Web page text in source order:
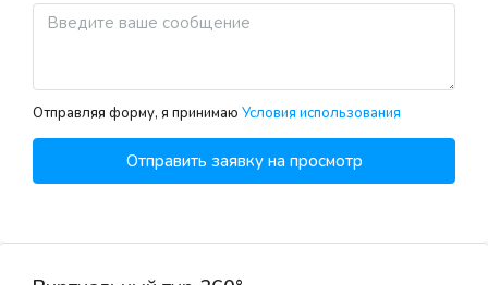
Отправляя форму, я принимаю Условия использования
Отправить заявку на просмотр